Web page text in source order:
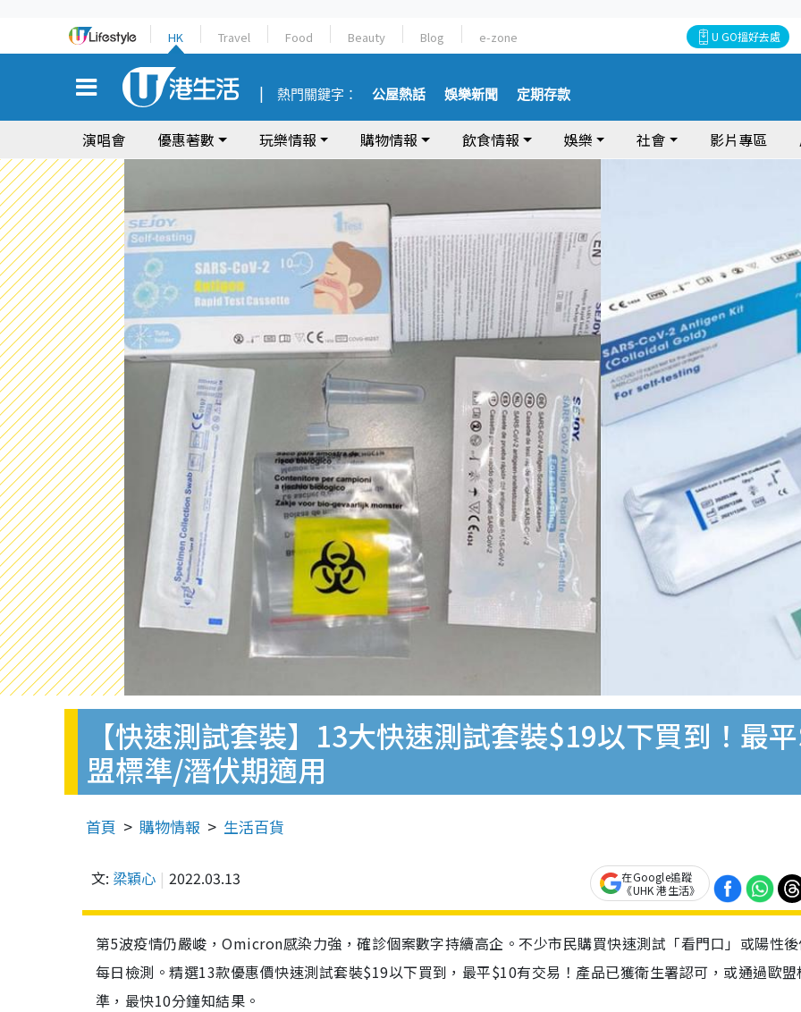
HK Travel Food Beauty Blog e-zone U GO搵好去處
熱門關鍵字： 公屋熱話 娛樂新聞 定期存款
演唱會 優惠著數 玩樂情報 購物情報 飲食情報 娛樂 社會 影片專區
【快速測試套裝】13大快速測試套裝$19以下買到！最
盟標準/潛伏期適用
首頁 購物情報 生活百貨
文: 梁穎心 2022.03.13
在Google追蹤
《UHK 港生活》
第5波疫情仍嚴峻，Omicron感染力強，確診個案數字持續高企。不少市民購買快速測試「看門口」或陽性
每日檢測。精選13款優惠價快速測試套裝$19以下買到，最平$10有交易！產品已獲衛生署認可，或通過歐盟
準，最快10分鐘知結果。